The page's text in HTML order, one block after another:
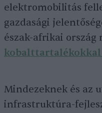
elektromobilitás
gazdasági
észak-afrikai ország
kobalttartalékokkal
Mindezeknek és az
infrastruktúra-